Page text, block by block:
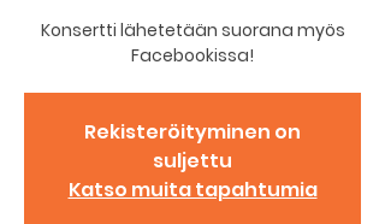
Konsertti lähetetään suorana myös
Facebookissa!
Rekisteröityminen on
suljettu
Katso muita tapahtumia